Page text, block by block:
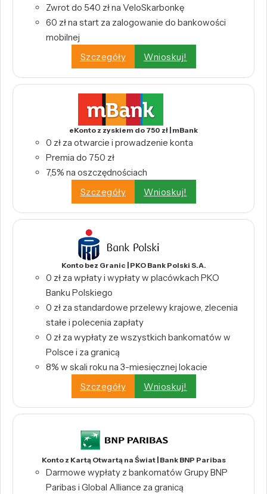
Zwrot do 540 zł na VeloSkarbonkę
60 zł na start za zalogowanie do bankowości
mobilnej
Szczegóły
Wnioskuj!
eKonto z zyskiem do 750 zł | mBank
0 zł za otwarcie i prowadzenie konta
Premia do 750 zł
7,5% na oszczędnościach
Szczegóły
Wnioskuj!
Konto bez Granic | PKO Bank Polski S.A.
0 zł za wpłaty i wypłaty w placówkach PKO
Banku Polskiego
0 zł za standardowe przelewy krajowe, zlecenia
stałe i polecenia zapłaty
0 zł za wypłaty ze wszystkich bankomatów w
Polsce i za granicą
8% w skali roku na 3-miesięcznej lokacie
Szczegóły
Wnioskuj!
Konto z Kartą Otwartą na Świat | Bank BNP Paribas
Darmowe wypłaty z bankomatów Grupy BNP
Paribas i Global Alliance za granicą